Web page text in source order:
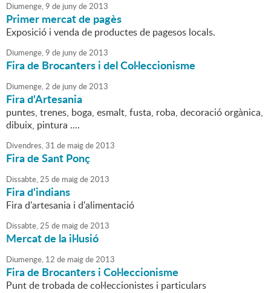
Diumenge,9 de junyde2013
Primer mercat de pagès
Exposició i venda de productes de pagesos locals.
Diumenge,9 de junyde2013
Fira de Brocanters i del Col·leccionisme
Diumenge,2 de junyde2013
Fira d'Artesania
puntes, trenes, boga, esmalt, fusta, roba, decoració orgànica,
dibuix, pintura ....
Divendres,31 de maigde2013
Fira de Sant Ponç
Dissabte,25 de maigde2013
Fira d'indians
Fira d'artesania i d'alimentació
Dissabte,25 de maigde2013
Mercat de la il·lusió
Diumenge, 12 de maigde2013
Fira de Brocanters i Col·leccionisme
Punt de trobada de col·leccionistes i particulars